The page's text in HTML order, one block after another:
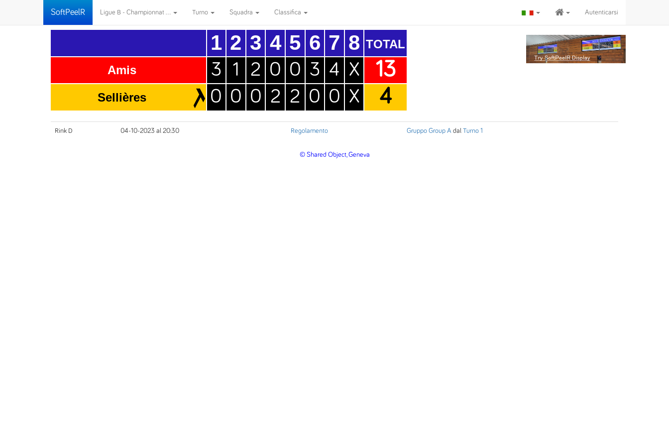
SoftPeelR Ligue B - Championnat ... Turno Squadra Classifica Autenticarsi
Amis
Sellières
1
3
0
2
1
0
3
2
0
4
0
2
5
0
2
6
3
0
7
4
0
8
X
X
TOTAL
13
4
Rink D 04-10-2023 al 20:30 Regolamento Gruppo Group A dal Turno 1
© Shared Object, Geneva